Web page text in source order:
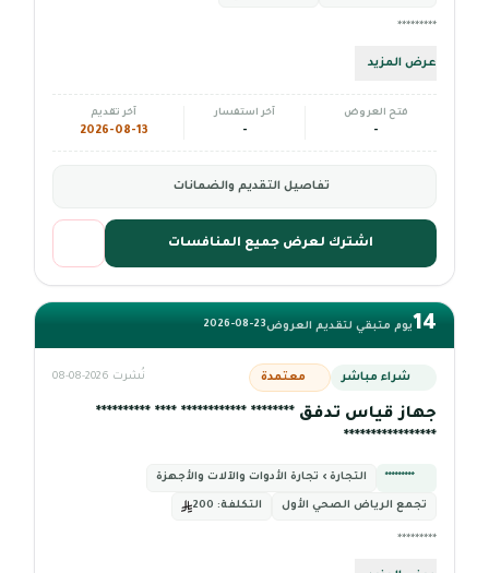
*********
عرض المزيد
فتح العروض
-
آخر استفسار
-
آخر تقديم
2026-08-13
تفاصيل التقديم والضمانات
اشترك لعرض جميع المنافسات
14يوم متبقي لتقديم العروض2026-08-23
شراء مباشر معتمدة نُشرت 2026-08-08
جهاز قياس تدفق ******** ************ **** **********
*****************
********* التجارة › تجارة الأدوات والآلات والأجهزة
تجمع الرياض الصحي الأول التكلفة:
*********